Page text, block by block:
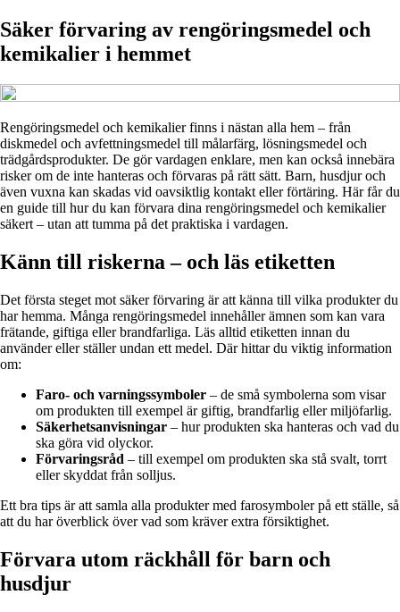
Säker förvaring av rengöringsmedel och
kemikalier i hemmet
Rengöringsmedel och kemikalier finns i nästan alla hem – från
diskmedel och avfettningsmedel till målarfärg, lösningsmedel och
trädgårdsprodukter. De gör vardagen enklare, men kan också innebära
risker om de inte hanteras och förvaras på rätt sätt. Barn, husdjur och
även vuxna kan skadas vid oavsiktlig kontakt eller förtäring. Här får du
en guide till hur du kan förvara dina rengöringsmedel och kemikalier
säkert – utan att tumma på det praktiska i vardagen.
Känn till riskerna – och läs etiketten
Det första steget mot säker förvaring är att känna till vilka produkter du
har hemma. Många rengöringsmedel innehåller ämnen som kan vara
frätande, giftiga eller brandfarliga. Läs alltid etiketten innan du
använder eller ställer undan ett medel. Där hittar du viktig information
om:
Faro- och varningssymboler – de små symbolerna som visar
om produkten till exempel är giftig, brandfarlig eller miljöfarlig.
Säkerhetsanvisningar – hur produkten ska hanteras och vad du
ska göra vid olyckor.
Förvaringsråd – till exempel om produkten ska stå svalt, torrt
eller skyddat från solljus.
Ett bra tips är att samla alla produkter med farosymboler på ett ställe, så
att du har överblick över vad som kräver extra försiktighet.
Förvara utom räckhåll för barn och
husdjur